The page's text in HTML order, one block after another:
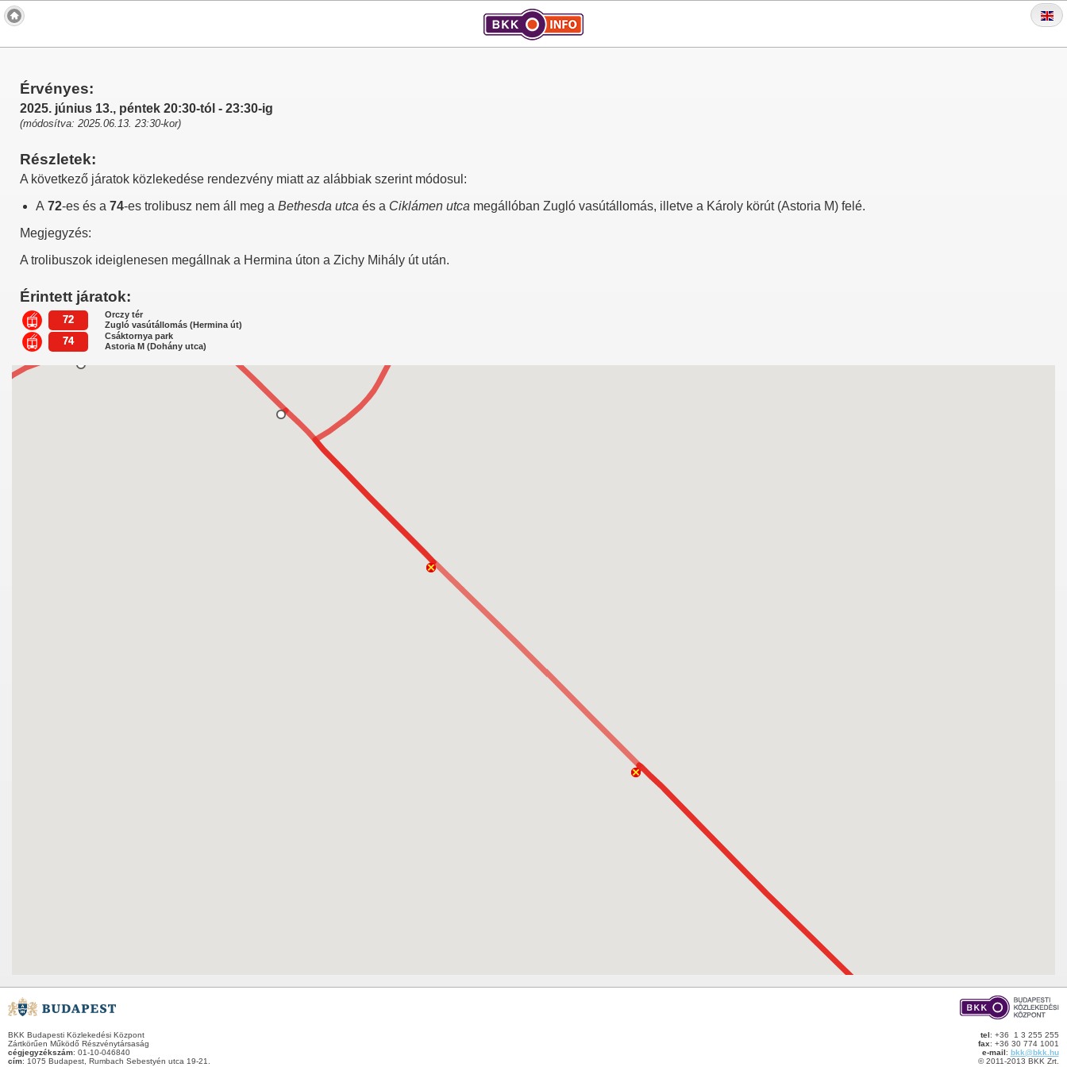
Érvényes:
2025. június 13., péntek 20:30-tól - 23:30-ig
(módosítva: 2025.06.13. 23:30-kor)
Részletek:
A következő járatok közlekedése rendezvény miatt az alábbiak szerint módosul:
A 72-es és a 74-es trolibusz nem áll meg a Bethesda utca és a Ciklámen utca megállóban Zugló vasútállomás, illetve a Károly körút (Astoria M) felé.
Megjegyzés:
A trolibuszok ideiglenesen megállnak a Hermina úton a Zichy Mihály út után.
Érintett járatok:
72
Orczy tér
Zugló vasútállomás (Hermina út)
74
Csáktornya park
Astoria M (Dohány utca)
BKK Budapesti Közlekedési Központ
Zártkörűen Működő Részvénytársaság
cégjegyzékszám: 01-10-046840
cím: 1075 Budapest, Rumbach Sebestyén utca 19-21.
tel: +36 1 3 255 255
fax: +36 30 774 1001
e-mail: bkk@bkk.hu
© 2011-2013 BKK Zrt.